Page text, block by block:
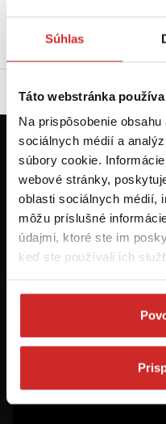
Súhlas
Táto webstránka
Na prispôsobenie
sociálnych médií a
súbory cookie.
webové stránky,
oblasti sociálnych médií,
môžu príslušné
údajmi, ktoré ste im
keď ste používali ich
Do košíka
Prvýkrát na
máte prehľad o
akciách.
osoby staršie ako 16 rokov!